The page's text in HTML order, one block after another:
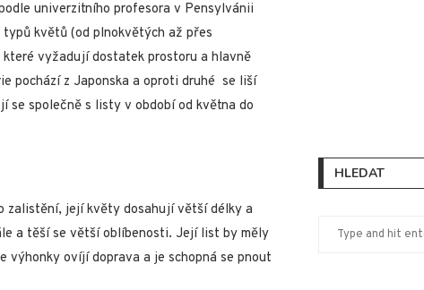
univerzitního profesora v Pensylvánii
květů (od plnokvětých až přes
vyžadují dostatek prostoru a hlavně
pochází z Japonska a oproti druhé se liší
se společně s listy v období od května do
zalistění, její květy dosahují větší délky a
a těší se větší oblíbenosti. Její list by měly
výhonky ovíjí doprava a je schopná se pnout
HLEDAT